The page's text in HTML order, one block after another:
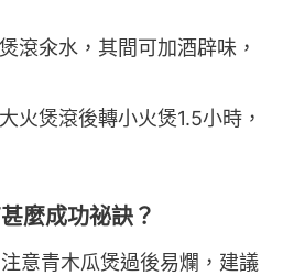
滾氽水，其間可加酒辟味，
火煲滾後轉小火煲1.5小時，
麼成功祕訣？
意青木瓜煲過後易爛，建議